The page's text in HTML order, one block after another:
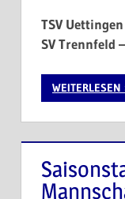
TSV
SV Trennfeld
WEITERLESEN